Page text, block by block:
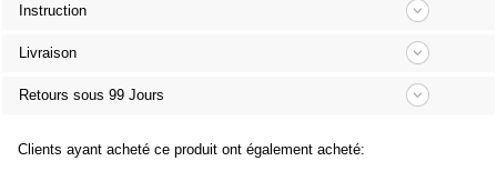
Instruction
Livraison
Retours sous 99 Jours
Clients ayant acheté ce produit ont également acheté: